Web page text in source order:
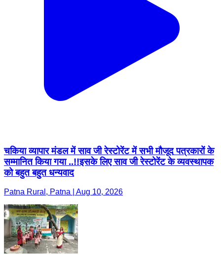
चकिया व्यापार मंडल में साव जी रेस्टोरेंट में सभी मौजूद पत्रकारों के
सम्मानित किया गया ..!!इसके लिए साव जी रेस्टोरेंट के व्यवस्थापक
को बहुत बहुत धन्यवाद
Patna Rural, Patna | Aug 10, 2026